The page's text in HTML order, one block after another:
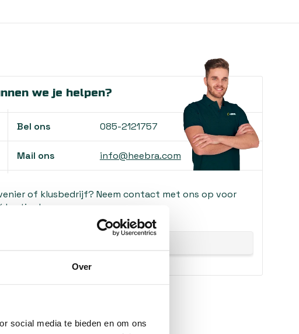
Over
social media te bieden en om ons
we je helpen?
Bel ons 085-2121757
Mail ons info@heebra.com
of klusbedrijf? Neem contact met ons op voor
korting!